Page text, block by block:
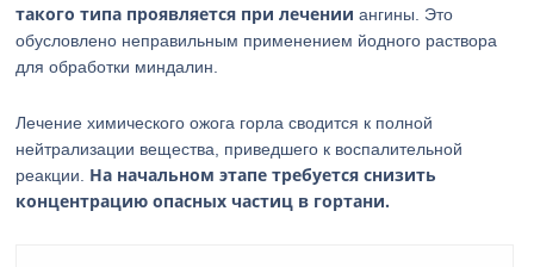
такого типа проявляется при лечении ангины. Это
обусловлено неправильным применением йодного раствора
для обработки миндалин.
Лечение химического ожога горла сводится к полной
нейтрализации вещества, приведшего к воспалительной
реакции. На начальном этапе требуется снизить
концентрацию опасных частиц в гортани.